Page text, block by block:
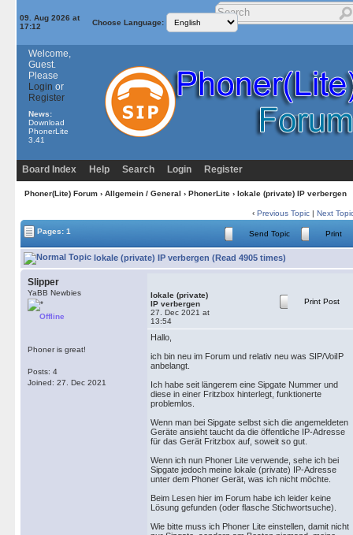
09. Aug 2026 at
17:12
Choose Language:
Welcome,
Guest.
Please
Login or
Register
News:
Download
PhonerLite
3.41
Board Index Help Search Login Register
Phoner(Lite) Forum› Allgemein / General › PhonerLite› lokale (private) IP verbergen
‹ Previous Topic | Next
Pages: 1 Send Topic Print
lokale (private) IP verbergen (Read 4905 times)
Slipper
YaBB Newbies
Offline
Phoner is great!
Posts: 4
Joined: 27. Dec 2021
lokale (private)
IP verbergen
27. Dec 2021 at
13:54
Print Post
Hallo,
ich bin neu im Forum und relativ neu was SIP/VoiIP
anbelangt.
Ich habe seit längerem eine Sipgate Nummer und
diese in einer Fritzbox hinterlegt, funktionerte
problemlos.
Wenn man bei Sipgate selbst sich die angemeldeten
Geräte ansieht taucht da die öffentliche IP-Adresse
für das Gerät Fritzbox auf, soweit so gut.
Wenn ich nun Phoner Lite verwende, sehe ich bei
Sipgate jedoch meine lokale (private) IP-Adresse
unter dem Phoner Gerät, was ich nicht möchte.
Beim Lesen hier im Forum habe ich leider keine
Lösung gefunden (oder flasche Stichwortsuche).
Wie bitte muss ich Phoner Lite einstellen, damit nicht